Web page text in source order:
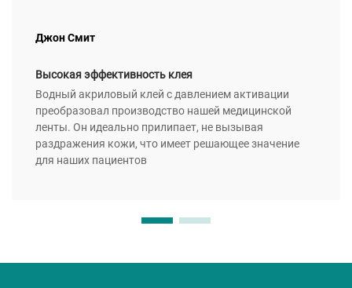
Джон Смит
Высокая эффективность клея
Водный акриловый клей с давлением активации
преобразовал производство нашей медицинской
ленты. Он идеально прилипает, не вызывая
раздражения кожи, что имеет решающее значение
для наших пациентов